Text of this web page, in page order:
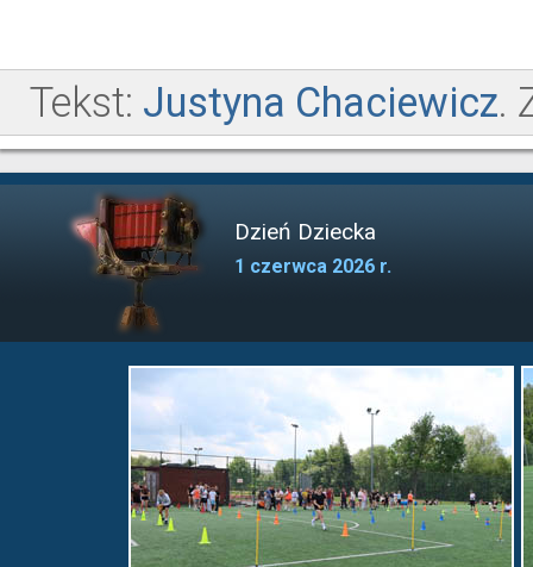
Tekst: Justyna Chaciewicz.
Dzień Dziecka
1 czerwca 2026 r.